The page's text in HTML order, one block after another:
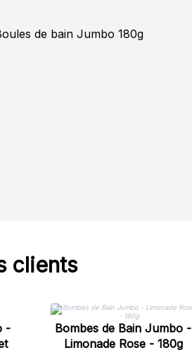
clients
-
Bombes de Bain Jumbo -
Limonade Rose - 180g